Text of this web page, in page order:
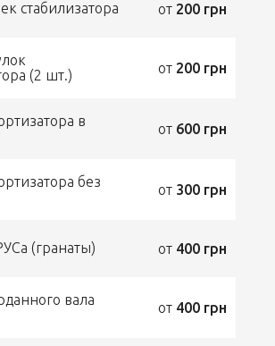
стабилизатора от 200 грн
(2 шт.)
от 200 грн
в
от 600 грн
без
от 300 грн
(гранаты) от 400 грн
вала
от 400 грн